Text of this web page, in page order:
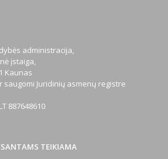
administracija,
įstaiga,
Kaunas
saugomi Juridinių asmenų registre
LT 887648610
TEIKIAMA